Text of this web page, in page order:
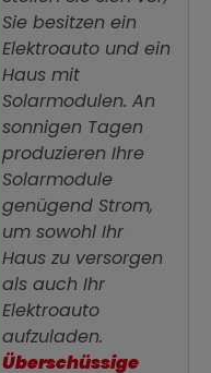
Sie besitzen ein
Elektroauto und ein
Haus mit
Solarmodulen. An
sonnigen Tagen
produzieren Ihre
Solarmodule
genügend Strom,
um sowohl Ihr
Haus zu versorgen
als auch Ihr
Elektroauto
aufzuladen.
Überschüssige